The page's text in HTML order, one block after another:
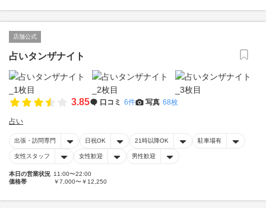
店舗公式
占いタンザナイト
3.85 口コミ 6件 写真 68枚
占い
出張・訪問専門 日祝OK 21時以降OK 駐車場有
女性スタッフ 女性歓迎 男性歓迎
本日の営業状況 11:00〜22:00
価格帯
￥7,000〜￥12,250